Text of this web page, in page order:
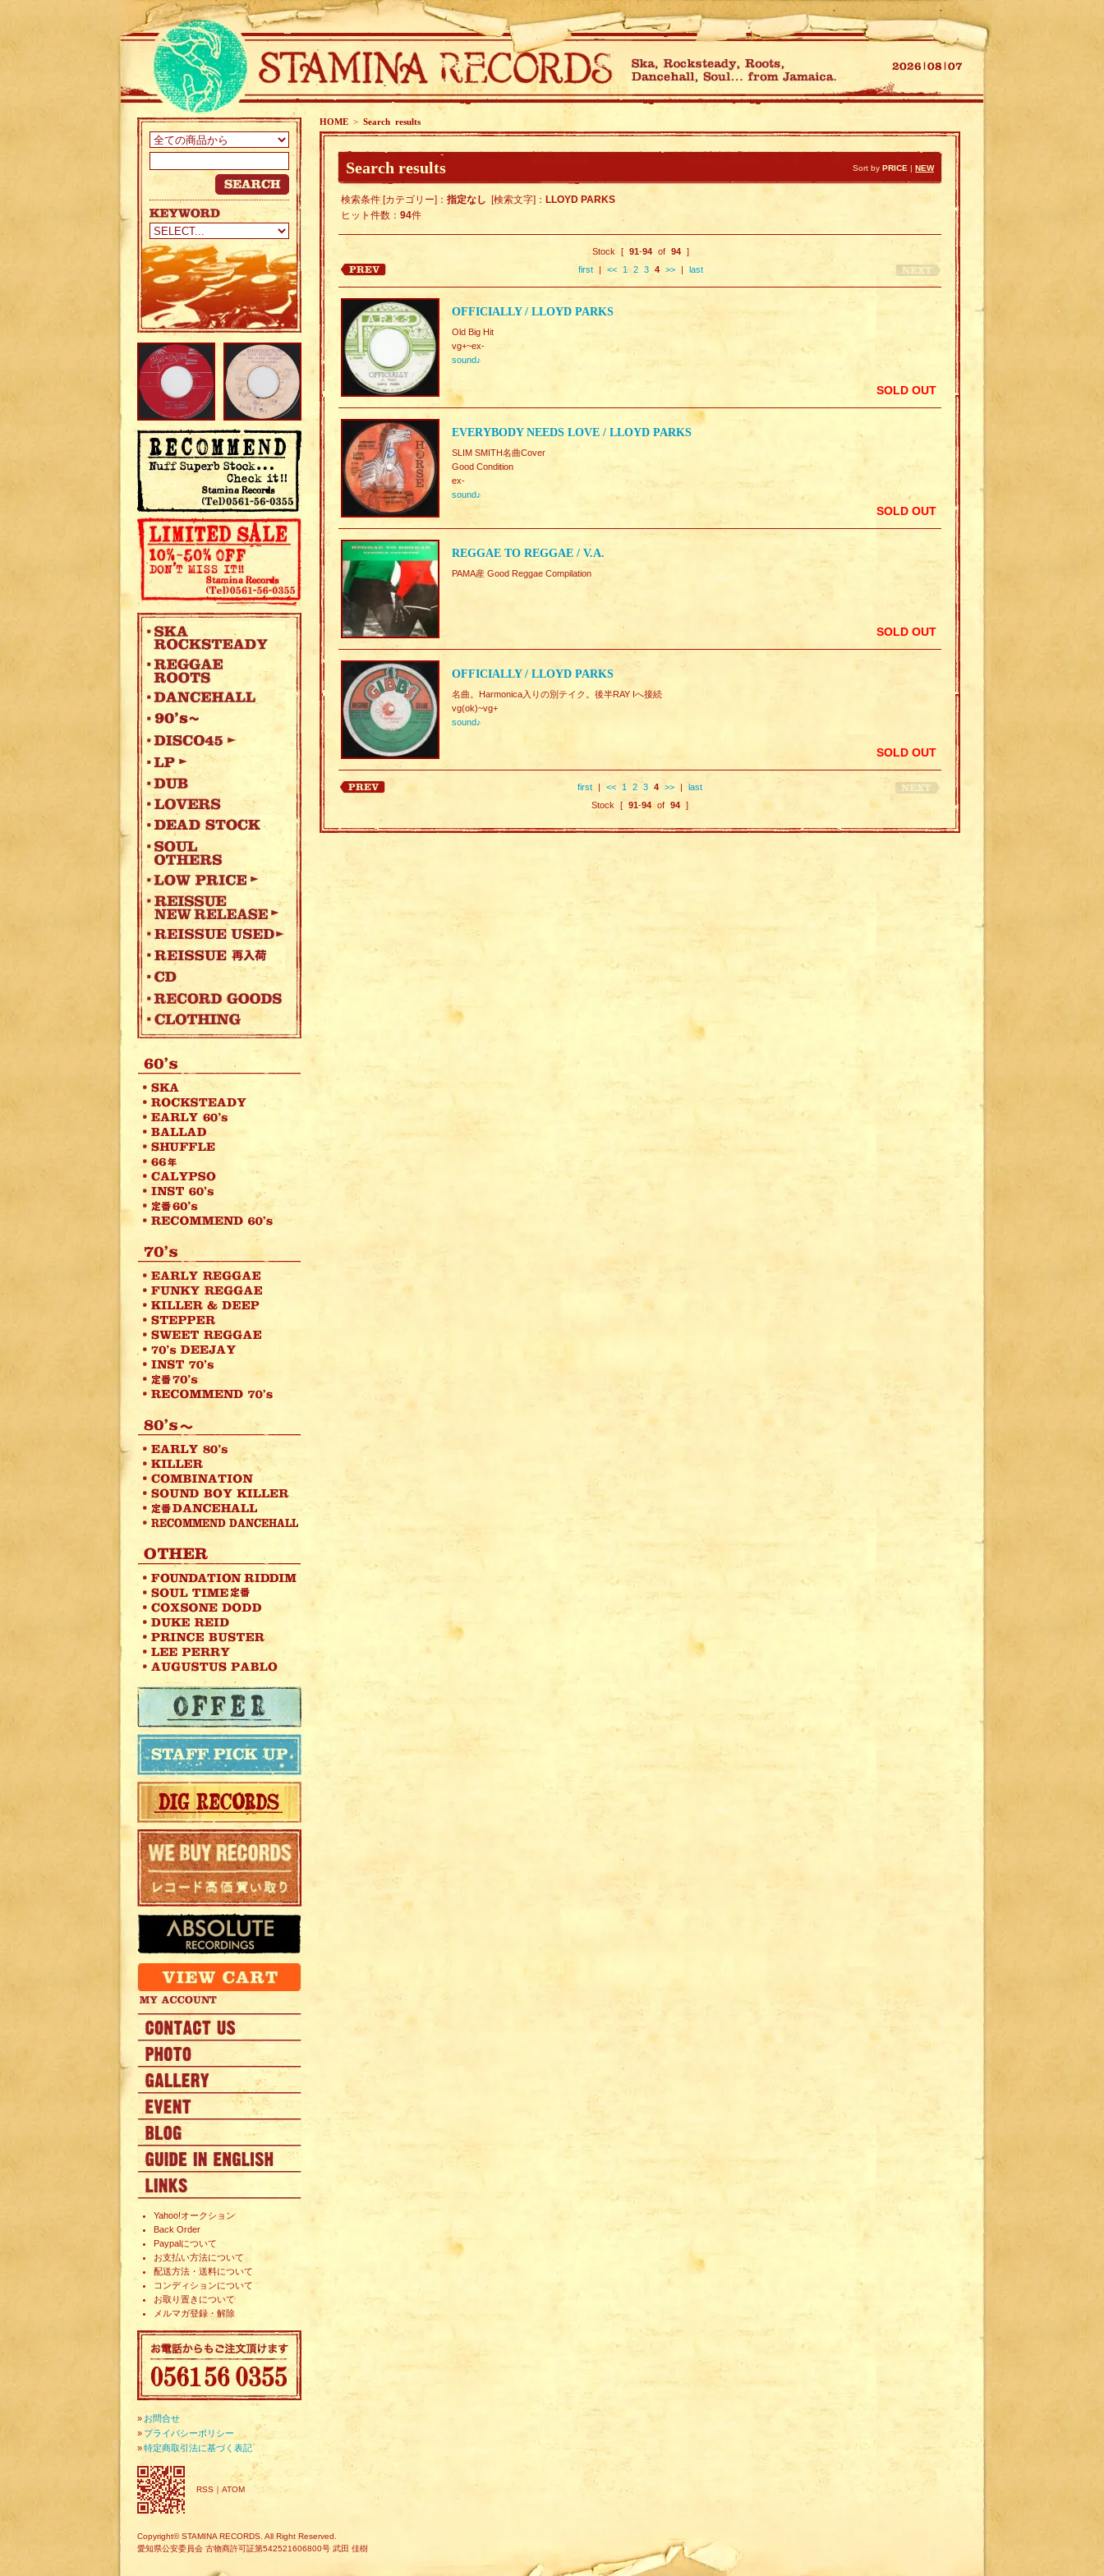
Yahoo!オークション
Back Order
Paypalについて
お支払い方法について
配送方法・送料について
コンディションについて
お取り置きについて
メルマガ登録・解除
» お問合せ
» プライバシーポリシー
»特定商取引法に基づく表記
RSS ｜ ATOM
HOME > Search results
Search results Sort by PRICE | NEW
検索条件 [カテゴリー]： 指定なし [検索文字]： LLOYD PARKS
ヒット件数： 94件
Stock [ 91-94 of 94 ]
first | << 1 2 3 4 >> | last
OFFICIALLY / LLOYD PARKS
Old Big Hit
vg+~ex-
sound♪
SOLD OUT
EVERYBODY NEEDS LOVE / LLOYD PARKS
SLIM SMITH名曲Cover
Good Condition
ex-
sound♪
SOLD OUT
REGGAE TO REGGAE / V.A.
PAMA産 Good Reggae Compilation
SOLD OUT
OFFICIALLY / LLOYD PARKS
名曲。Harmonica入りの別テイク。後半RAY Iへ接続
vg(ok)~vg+
sound♪
SOLD OUT
first | << 1 2 3 4 >> | last
Stock [ 91-94of 94 ]
Copyright© STAMINA RECORDS. All Right Reserved.
愛知県公安委員会 古物商許可証第542521606800号 武田 佳樹